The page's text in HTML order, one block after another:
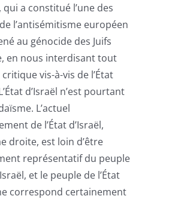
a constitué l’une des
l’antisémitisme européen
au génocide des Juifs
en nous interdisant tout
vis-à-vis de l’État
d’Israël n’est pourtant
L’actuel
de l’État d’Israël,
droite, est loin d’être
représentatif du peuple
et le peuple de l’État
correspond certainement